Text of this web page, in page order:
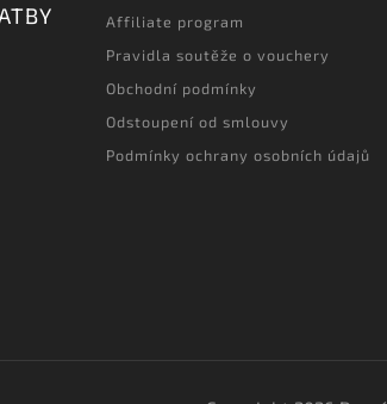
Affiliate program
Pravidla soutěže o vouchery
Obchodní podmínky
Odstoupení od smlouvy
Podmínky ochrany osobních údajů